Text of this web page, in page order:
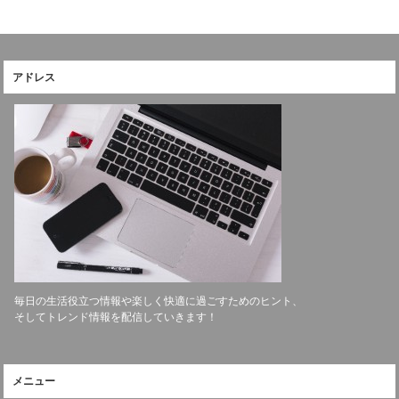
アドレス
毎日の生活役立つ情報や楽しく快適に過ごすためのヒント、
そしてトレンド情報を配信していきます！
メニュー